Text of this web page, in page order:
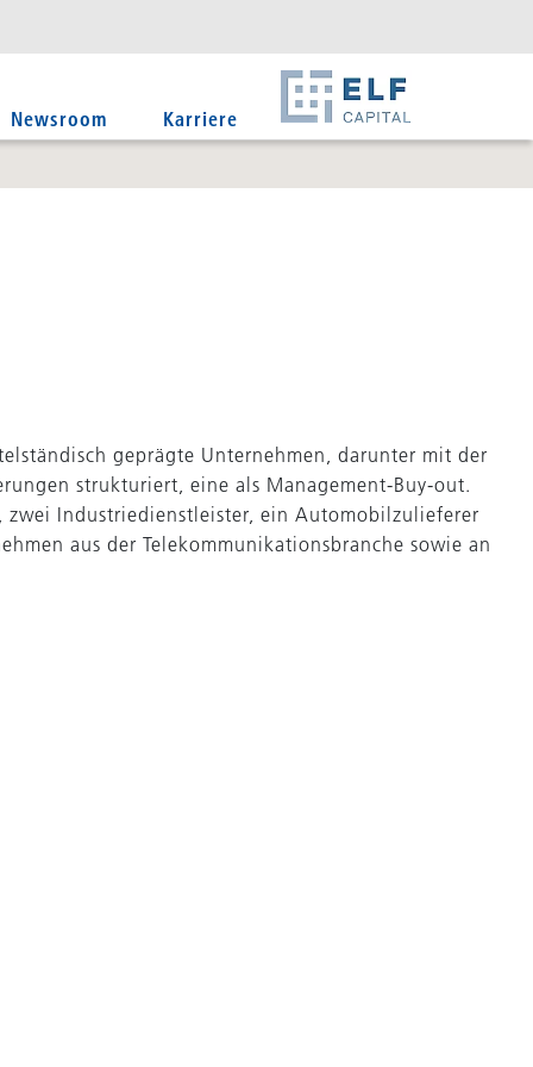
Newsroom Karriere
geprägte Unternehmen, darunter mit der
strukturiert, eine als Management-Buy-out.
Industriedienstleister, ein Automobilzulieferer
aus der Telekommunikationsbranche sowie an